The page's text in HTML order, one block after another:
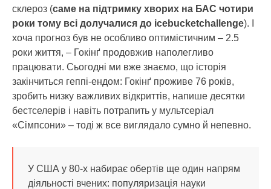
склероз (саме на підтримку хворих на БАС чотири
роки тому всі долучалися до icebucketchallenge). І
хоча прогноз був не особливо оптимістичним – 2.5
роки життя, – Гокінґ продовжив наполегливо
працювати. Сьогодні ми вже знаємо, що історія
закінчиться геппі-ендом: Гокінґ проживе 76 років,
зробить низку важливих відкриттів, напише десятки
бестселерів і навіть потрапить у мультсеріал
«Сімпсони» – тоді ж все виглядало сумно й непевно.
У США у 80-х набирає обертів ще один напрям
діяльності вчених: популяризація науки